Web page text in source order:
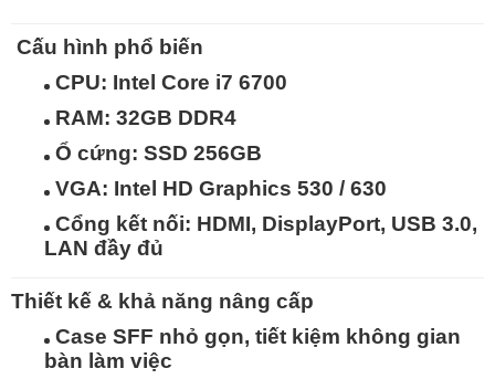
Cấu hình phổ biến
CPU: Intel Core i7 6700
RAM: 32GB DDR4
Ổ cứng: SSD 256GB
VGA: Intel HD Graphics 530 / 630
Cổng kết nối: HDMI, DisplayPort, USB 3.0,
LAN đầy đủ
Thiết kế & khả năng nâng cấp
Case SFF nhỏ gọn, tiết kiệm không gian
bàn làm việc